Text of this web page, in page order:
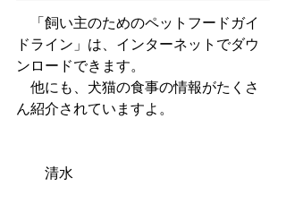
「飼い主のためのペットフードガイ
ドライン」は、インターネットでダウ
ンロードできます。
他にも、犬猫の食事の情報がたくさ
ん紹介されていますよ。
清水